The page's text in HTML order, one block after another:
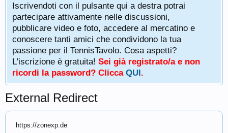
Iscrivendoti con il pulsante qui a destra potrai
partecipare attivamente nelle discussioni,
pubblicare video e foto, accedere al mercatino e
conoscere tanti amici che condividono la tua
passione per il TennisTavolo. Cosa aspetti?
L'iscrizione è gratuita! Sei già registrato/a e non
ricordi la password? Clicca QUI.
External Redirect
https://zonexp.de